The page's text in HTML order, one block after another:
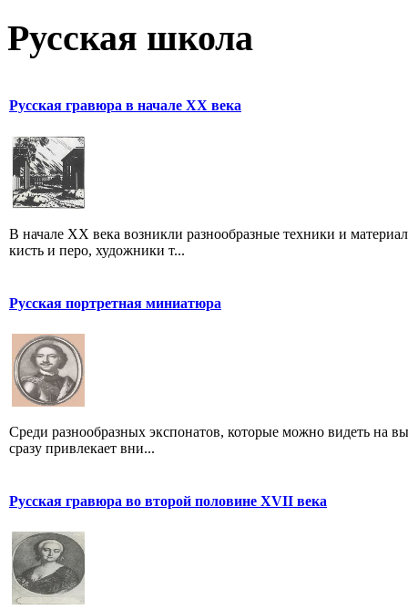
Русская школа
Русская гравюра в начале XX века
В начале XX века возникли разнообразные техники и
кисть и перо, художники т...
Русская портретная миниатюра
Среди разнообразных экспонатов, которые можно видеть на
сразу привлекает вни...
Русская гравюра во второй половине XVII века